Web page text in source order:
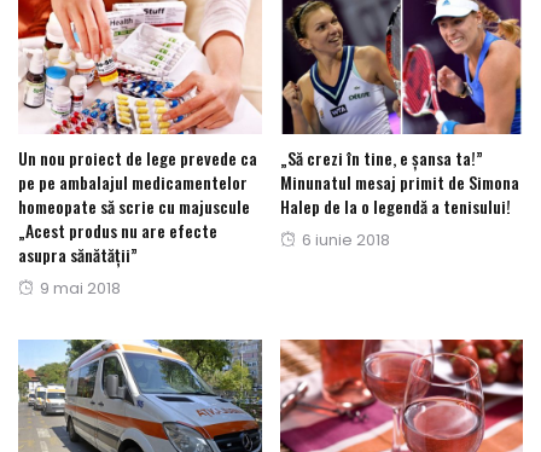
Un nou proiect de lege prevede ca
pe pe ambalajul medicamentelor
homeopate să scrie cu majuscule
„Acest produs nu are efecte
asupra sănătății”
Posted
9 mai 2018
„Să crezi în tine, e șansa ta!”
Minunatul mesaj primit de Simona
Halep de la o legendă a tenisului!
Posted
6 iunie 2018